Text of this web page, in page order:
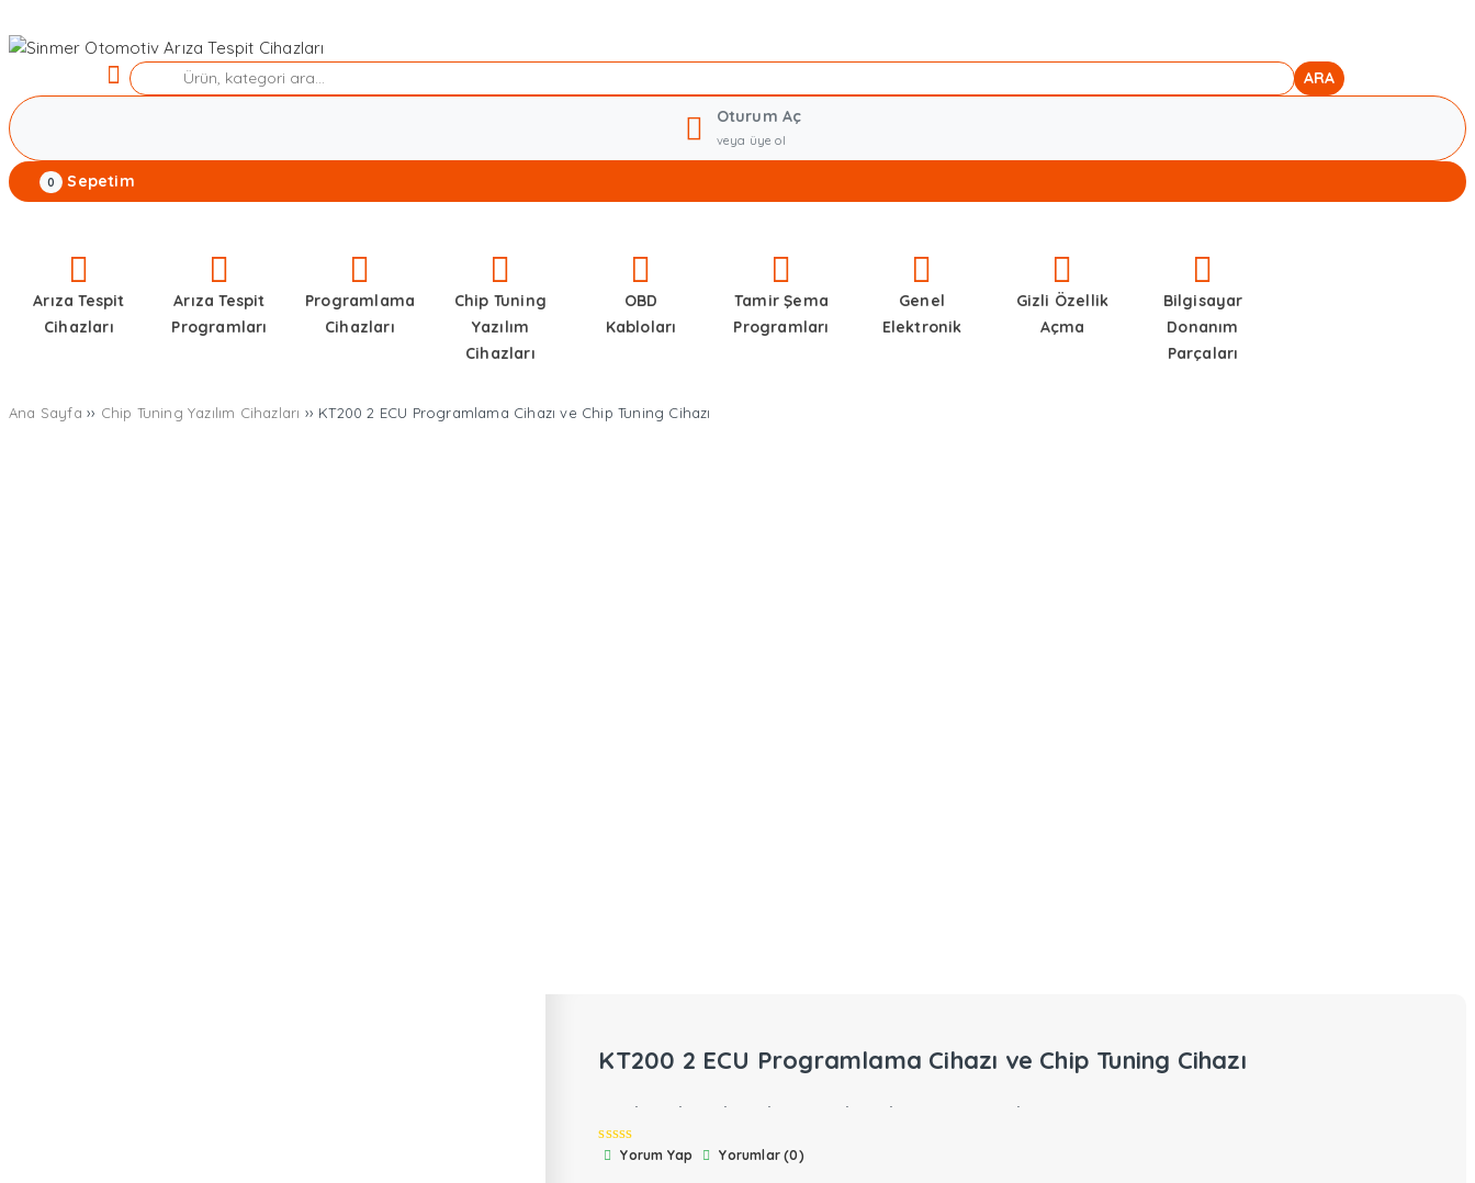
ARA
Oturum Aç
veya üye ol
0 Sepetim
Arıza Tespit
Cihazları
Arıza Tespit
Programları
Programlama
Cihazları
Chip Tuning
Yazılım
Cihazları
OBD
Kabloları
Tamir Şema
Programları
Genel
Elektronik
Gizli Özellik
Açma
Bilgisayar
Donanım
Parçaları
Ana Sayfa ›› Chip Tuning Yazılım Cihazları ›› KT200 2 ECU Programlama Cihazı ve Chip Tuning Cihazı
KT200 2 ECU Programlama Cihazı ve Chip Tuning Cihazı
EGR İPTALİ DPF İPTALİ ADBLUE İPTALİ DTC KAPATMA İMMO OFF
Yorum Yap Yorumlar (0)